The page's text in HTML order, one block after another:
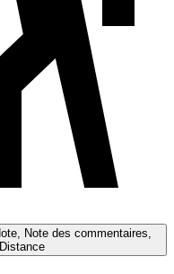
Note des commentaires,